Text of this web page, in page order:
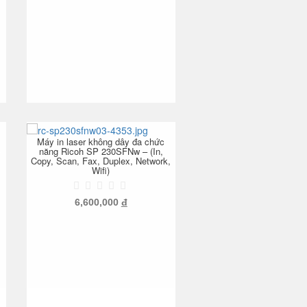
Máy in laser không dây đa chức
năng Ricoh SP 230SFNw – (In,
Copy, Scan, Fax, Duplex, Network,
Wifi)
6,600,000 đ